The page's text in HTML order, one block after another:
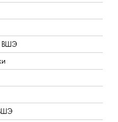
ВШЭ